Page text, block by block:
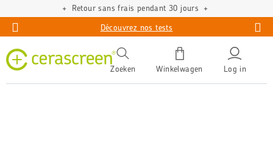
Compléments alimentaires de qualité
Découvrez nos tests
Zoeken Winkelwagen Log in